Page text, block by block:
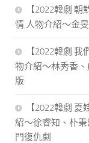
【2022韓劇
情.人物介紹～金
【2022韓劇
物介紹～林秀香
版
【2022韓劇
紹～徐睿知、朴
門復仇劇